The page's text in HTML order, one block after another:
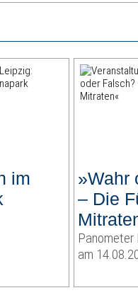
im
»Wahr
– Die
Panometer
am